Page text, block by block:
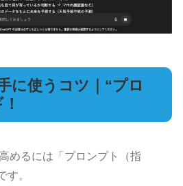
に使うコツ｜“プロ
めるには「プロンプト（指
す。